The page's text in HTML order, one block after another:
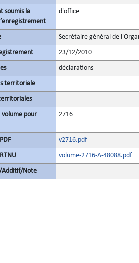
soumis la
d'office
Secrétaire général de
23/12/2010
déclarations
territoriale
pour
2716
v2716.pdf
volume-2716-A-48088.pdf
Note